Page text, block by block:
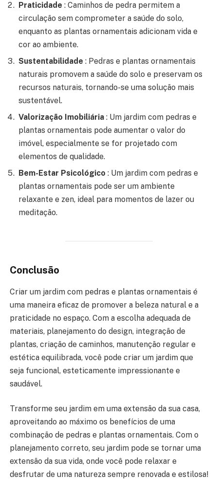
Praticidade : Caminhos de pedra permitem a
circulação sem comprometer a saúde do solo,
enquanto as plantas ornamentais adicionam vida e
cor ao ambiente.
Sustentabilidade : Pedras e plantas ornamentais
naturais promovem a saúde do solo e preservam os
recursos naturais, tornando-se uma solução mais
sustentável.
Valorização Imobiliária : Um jardim com pedras e
plantas ornamentais pode aumentar o valor do
imóvel, especialmente se for projetado com
elementos de qualidade.
Bem-Estar Psicológico : Um jardim com pedras e
plantas ornamentais pode ser um ambiente
relaxante e zen, ideal para momentos de lazer ou
meditação.
Conclusão
Criar um jardim com pedras e plantas ornamentais é
uma maneira eficaz de promover a beleza natural e a
praticidade no espaço. Com a escolha adequada de
materiais, planejamento do design, integração de
plantas, criação de caminhos, manutenção regular e
estética equilibrada, você pode criar um jardim que
seja funcional, esteticamente impressionante e
saudável.
Transforme seu jardim em uma extensão da sua casa,
aproveitando ao máximo os benefícios de uma
combinação de pedras e plantas ornamentais. Com o
planejamento correto, seu jardim pode se tornar uma
extensão da sua vida, onde você pode relaxar e
desfrutar de uma natureza sempre renovada e estilosa!